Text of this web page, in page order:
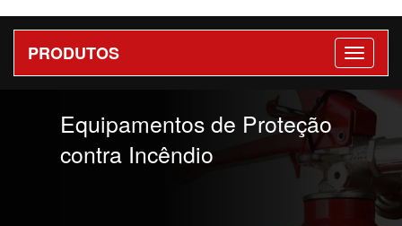
PRODUTOS
Equipamentos de Proteção
contra Incêndio